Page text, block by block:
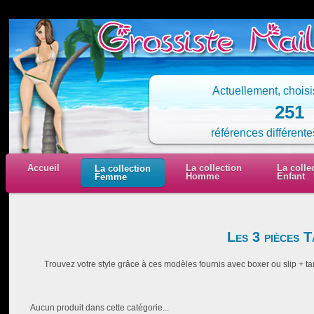
Actuellement,
251
références
Accueil
La collection
Femme
La collection
Homme
La
Enfant
Les 3 pièces
Trouvez votre style grâce à ces modèles fournis avec boxer ou slip +
Aucun produit dans cette catégorie...